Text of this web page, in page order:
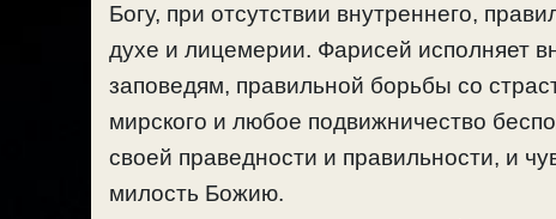
Богу, при отсутствии внутреннего,
духе и лицемерии. Фарисей исполняет
заповедям, правильной борьбы со
мирского и любое подвижничество
своей праведности и правильности, и
милость Божию.